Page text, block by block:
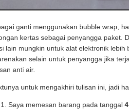
ganti menggunakan bubble wrap,
kertas sebagai penyangga paket.
lain mungkin untuk alat elektronik
selain untuk penyangga jika
anti air.
untuk mengakhiri tulisan ini, jadi
Saya memesan barang pada tanggal